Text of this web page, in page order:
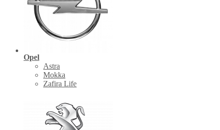
Opel
Astra
Mokka
Zafira Life